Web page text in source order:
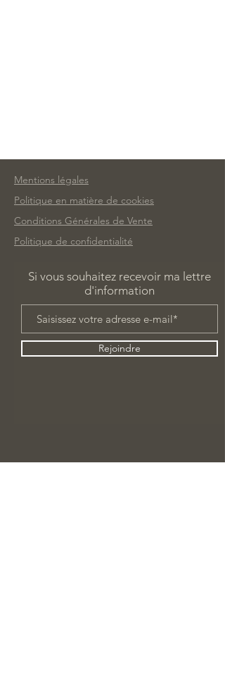
Mentions légales
Politique en matière de cookies
Conditions Générales de Vente
Politique de confidentialité
Si vous souhaitez recevoir ma lettre
d'information
Rejoindre